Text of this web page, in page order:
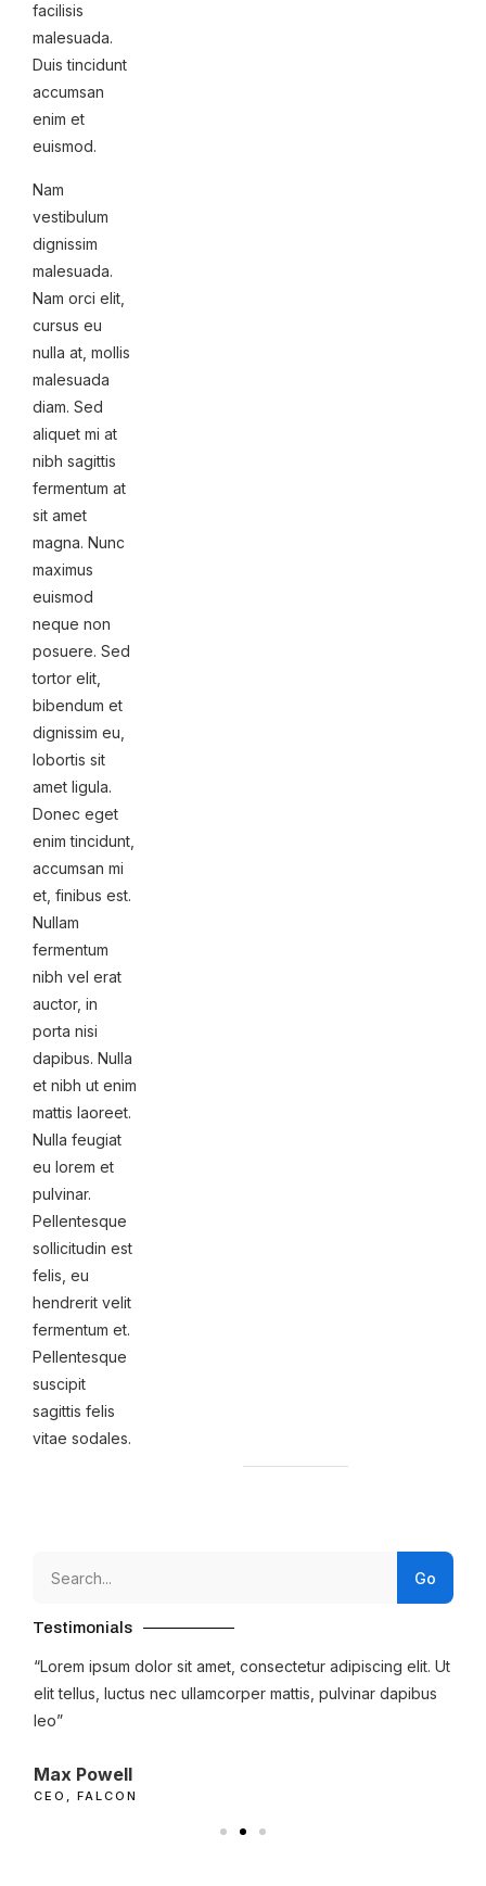
facilisis
malesuada.
Duis tincidunt
accumsan
enim et
euismod.
Nam
vestibulum
dignissim
malesuada.
Nam orci elit,
cursus eu
nulla at, mollis
malesuada
diam. Sed
aliquet mi at
nibh sagittis
fermentum at
sit amet
magna. Nunc
maximus
euismod
neque non
posuere. Sed
tortor elit,
bibendum et
dignissim eu,
lobortis sit
amet ligula.
Donec eget
enim tincidunt,
accumsan mi
et, finibus est.
Nullam
fermentum
nibh vel erat
auctor, in
porta nisi
dapibus. Nulla
et nibh ut enim
mattis laoreet.
Nulla feugiat
eu lorem et
pulvinar.
Pellentesque
sollicitudin est
felis, eu
hendrerit velit
fermentum et.
Pellentesque
suscipit
sagittis felis
vitae sodales.
Go
Testimonials
“Lorem ipsum dolor sit amet, consectetur adipiscing elit. Ut
elit tellus, luctus nec ullamcorper mattis, pulvinar dapibus
leo”
Max Powell
CEO, FALCON